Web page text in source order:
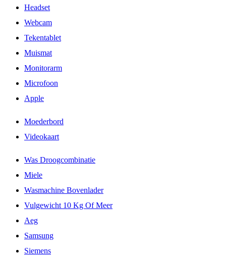
Headset
Webcam
Tekentablet
Muismat
Monitorarm
Microfoon
Apple
Moederbord
Videokaart
Was Droogcombinatie
Miele
Wasmachine Bovenlader
Vulgewicht 10 Kg Of Meer
Aeg
Samsung
Siemens